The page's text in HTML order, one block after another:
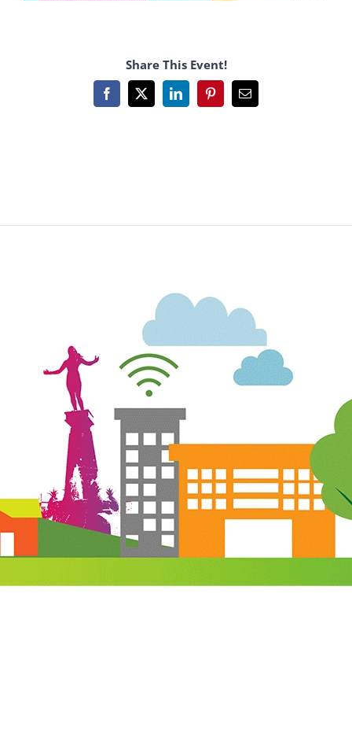
Share This Event!
Facebook
X LinkedInPinterestEmail